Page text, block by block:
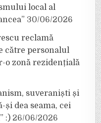
local al
30/06/2026
reclamă
către personalul
o zonă rezidențială
suveraniști și
și dea seama, cei
:) 26/06/2026